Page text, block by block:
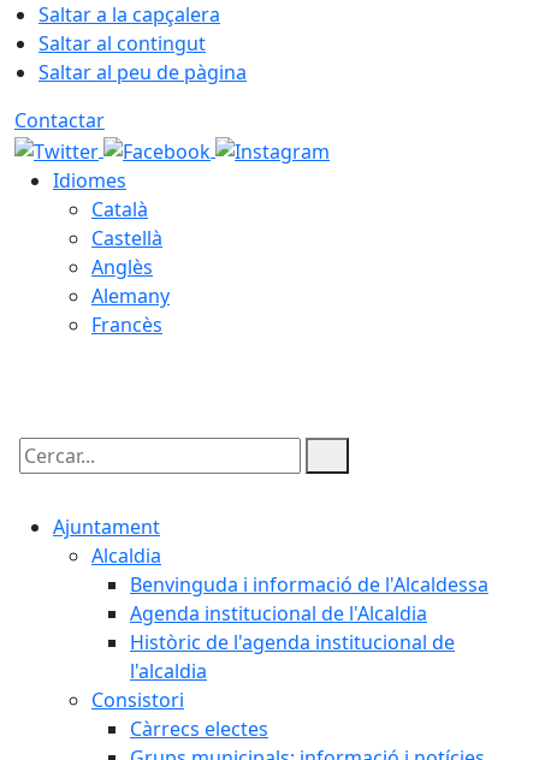
Saltar a la capçalera
Saltar al contingut
Saltar al peu de pàgina
Contactar
Idiomes
Català
Castellà
Anglès
Alemany
Francès
Cercar:
Ajuntament
Alcaldia
Benvinguda i informació de l'Alcaldessa
Agenda institucional de l'Alcaldia
Històric de l'agenda institucional de
l'alcaldia
Consistori
Càrrecs electes